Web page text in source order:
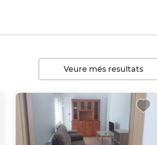
Veure més resultats